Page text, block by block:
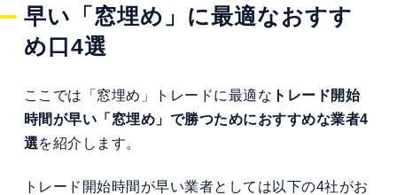
早い「窓埋め」に最適なおすす
め口4選
ここでは「窓埋め」トレードに最適な トレード開始
時間が早い「窓埋め」で勝つためにおすすめな業者4
選を紹介します。
トレード開始時間が早い業者としては以下の4社がお